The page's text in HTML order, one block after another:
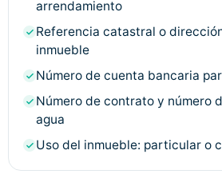
arrendamiento
Referencia catastral o
inmueble
Número de cuenta bancaria
Número de contrato y número
agua
Uso del inmueble: particular o